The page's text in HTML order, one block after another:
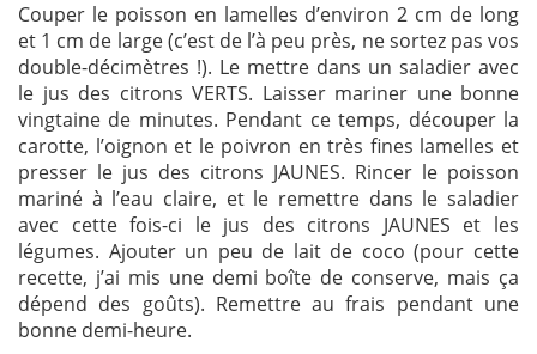
Couper le poisson en lamelles d’environ 2 cm de long
et 1 cm de large (c’est de l’à peu près, ne sortez pas vos
double-décimètres !). Le mettre dans un saladier avec
le jus des citrons VERTS. Laisser mariner une bonne
vingtaine de minutes. Pendant ce temps, découper la
carotte, l’oignon et le poivron en très fines lamelles et
presser le jus des citrons JAUNES. Rincer le poisson
mariné à l’eau claire, et le remettre dans le saladier
avec cette fois-ci le jus des citrons JAUNES et les
légumes. Ajouter un peu de lait de coco (pour cette
recette, j’ai mis une demi boîte de conserve, mais ça
dépend des goûts). Remettre au frais pendant une
bonne demi-heure.